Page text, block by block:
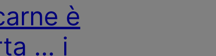
è
… i